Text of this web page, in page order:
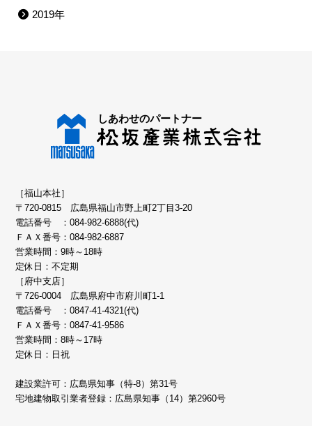
2019年
［福山本社］
〒720-0815 広島県福山市野上町2丁目3-20
電話番号 ：084-982-6888(代)
ＦＡＸ番号：084-982-6887
営業時間：9時～18時
定休日：不定期
［府中支店］
〒726-0004 広島県府中市府川町1-1
電話番号 ：0847-41-4321(代)
ＦＡＸ番号：0847-41-9586
営業時間：8時～17時
定休日：日祝
建設業許可：広島県知事（特-8）第31号
宅地建物取引業者登録：広島県知事（14）第2960号